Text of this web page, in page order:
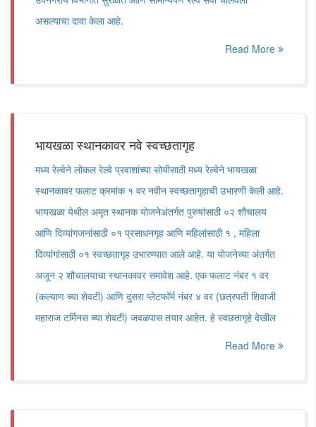
असल्याचा दावा केला आहे.
Read More
भायखळा स्थानकावर नवे स्वच्छतागृह
मध्य रेल्वेने लोकल रेल्वे प्रवाशांच्या सोयीसाठी मध्य रेल्वेने भायखळा
स्थानकावर फलाट क्रमांक १ वर नवीन स्वच्छतागृहाची उभारणी केली आहे.
भायखळा येथील अमृत स्थानक योजनेअंतर्गत पुरुषांसाठी ०२ शौचालय
आणि दिव्यांगजनांसाठी ०१ प्रसाधनगृह आणि महिलांसाठी १ , महिला
दिव्यांगांसाठी ०१ स्वच्छतागृह उभारण्यात आले आहे. या योजनेच्या अंतर्गत
अजून २ शौचालयाचा स्थानकावर समावेश आहे. एक फलाट नंबर १ वर
(कल्याण च्या शेवटी) आणि दुसरा प्लेटफॉर्म नंबर ४ वर (छत्रपती शिवाजी
महाराज टर्मिनस च्या शेवटी) जवळपास तयार आहेत. हे स्वछतागृहे देखील
Read More